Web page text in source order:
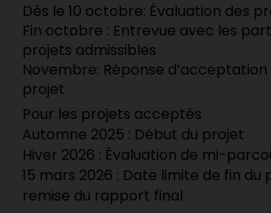
Dès le 10 octobre: Évaluation des
Fin octobre : Entrevue avec les
projets admissibles
Novembre: Réponse d’acceptation
projet
Pour les projets acceptés
Automne 2025 : Début du projet
Hiver 2026 : Évaluation de mi-
15 mars 2026 : Date limite de fin du
remise du rapport final